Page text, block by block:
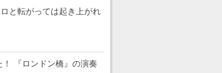
と転がっては起き上がれ
『ロンドン橋』の演奏